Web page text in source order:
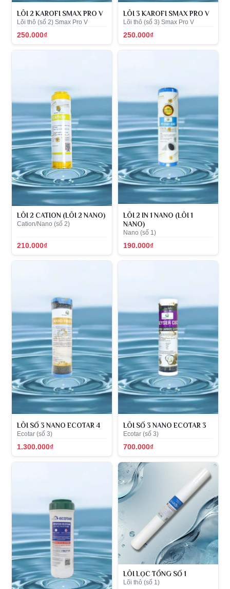
LÕI 2 KAROFI SMAX PRO V
Lõi thô (số 2) Smax Pro V
250.000₫
LÕI 3 KAROFI SMAX PRO V
Lõi thô (số 3) Smax Pro V
250.000₫
LÕI 2 CATION (LÕI 2 NANO)
Cation/Nano (số 2)
210.000₫
LÕI 2 IN 1 NANO (LÕI 1
NANO)
Nano (số 1)
190.000₫
LÕI SỐ 3 NANO ECOTAR 4
Ecotar (số 3)
1.300.000₫
LÕI SỐ 3 NANO ECOTAR 3
Ecotar (số 3)
700.000₫
LÕI LỌC TỔNG SỐ 1
Lõi thô (số 1)